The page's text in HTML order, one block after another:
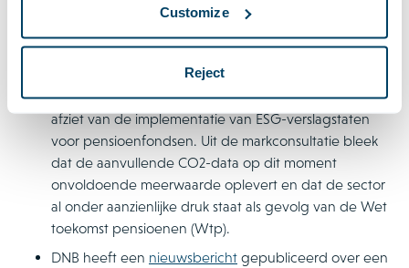
Customize
Reject
zich te blijven voorbereiden op naleving van de CSRD.
DNB heeft in een nieuwsbericht laten weten dat zij
afziet van de implementatie van ESG-verslagstaten
voor pensioenfondsen. Uit de markconsultatie bleek
dat de aanvullende CO2-data op dit moment
onvoldoende meerwaarde oplevert en dat de sector
al onder aanzienlijke druk staat als gevolg van de Wet
toekomst pensioenen (Wtp).
DNB heeft een nieuwsbericht gepubliceerd over een